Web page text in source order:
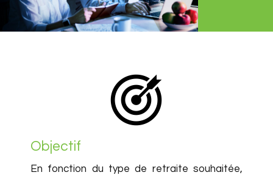
Objectif
En fonction du type de retraite souhaitée,